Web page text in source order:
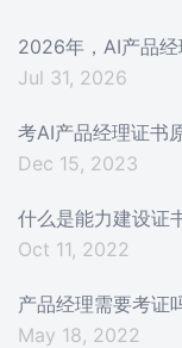
2026年，AI产品经
Jul 31, 2026
考AI产品经理证书
Dec 15, 2023
什么是能力建设证
Oct 11, 2022
产品经理需要考证
May 18, 2022